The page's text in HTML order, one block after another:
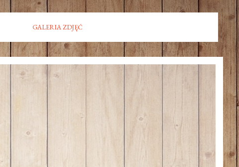
GALERIA ZDJĘĆ